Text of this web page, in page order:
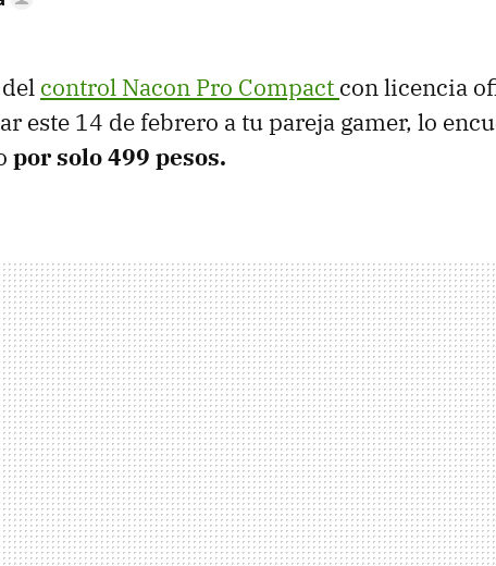
control Nacon Pro Compact con licencia
este 14 de febrero a tu pareja gamer, lo
por solo 499 pesos.